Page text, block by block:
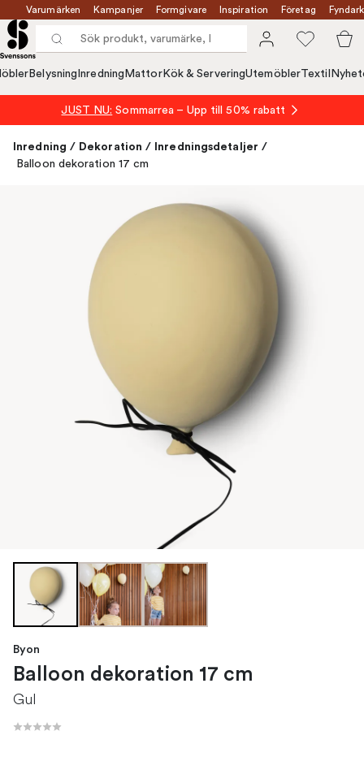
Varumärken Kampanjer Formgivare Inspiration Företag
Belysning Inredning MattorKök & ServeringUtemöblerTextil
JUST NU: Sommarrea – Upp till 50% rabatt
Inredning / Dekoration / Inredningsdetaljer /
Balloon dekoration 17 cm
Byon
Balloon dekoration 17 cm
Gul